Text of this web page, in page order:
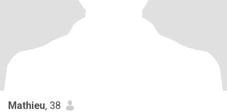
Mathieu, 38